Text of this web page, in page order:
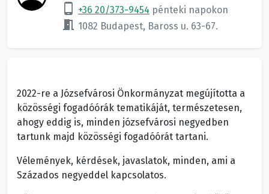
phone_android +36 20/373-9454 pénteki napokon
meeting_room 1082 Budapest, Baross u. 63-67.
2022-re a Józsefvárosi Önkormányzat megújította a
közösségi fogadóórák tematikáját, természetesen,
ahogy eddig is, minden józsefvárosi negyedben
tartunk majd közösségi fogadóórát tartani.
Vélemények, kérdések, javaslatok, minden, ami a
Százados negyeddel kapcsolatos.